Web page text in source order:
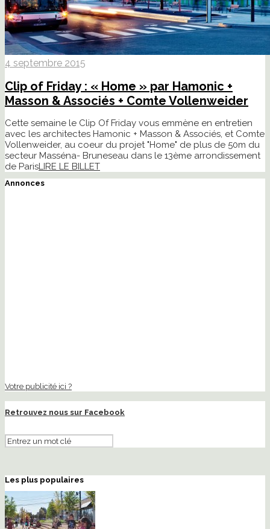
4 septembre 2015
Clip of Friday : « Home » par Hamonic +
Masson & Associés + Comte Vollenweider
Cette semaine le Clip Of Friday vous emmène en entretien
avec les architectes Hamonic + Masson & Associés, et Comte
Vollenweider, au coeur du projet "Home" de plus de 50m du
secteur Masséna- Bruneseau dans le 13ème arrondissement
de ParisLIRE LE BILLET
Annonces
Votre publicité ici ?
Retrouvez nous sur Facebook
Les plus populaires